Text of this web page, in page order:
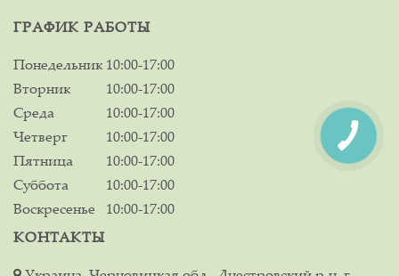
ГРАФИК РАБОТЫ
Понедельник 10:00-17:00
Вторник
10:00-17:00
Среда
10:00-17:00
Четверг
10:00-17:00
Пятница
10:00-17:00
Суббота
10:00-17:00
Воскресенье
10:00-17:00
КОНТАКТЫ